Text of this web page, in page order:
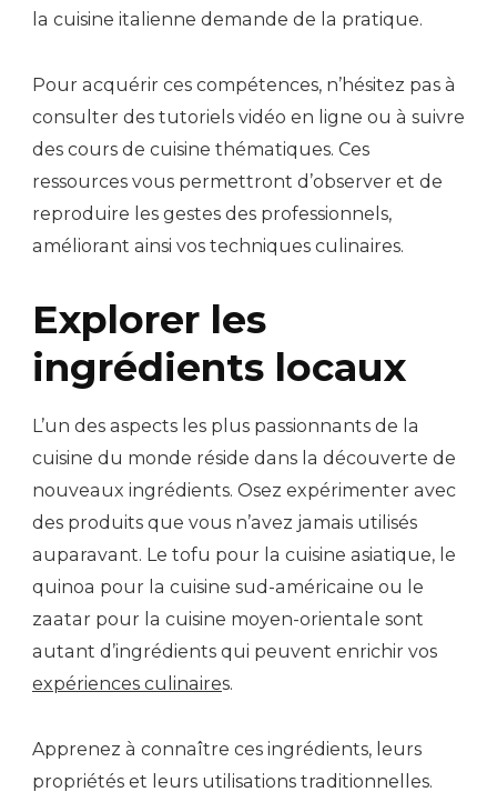
la cuisine italienne demande de la pratique.
Pour acquérir ces compétences, n’hésitez pas à
consulter des tutoriels vidéo en ligne ou à suivre
des cours de cuisine thématiques. Ces
ressources vous permettront d’observer et de
reproduire les gestes des professionnels,
améliorant ainsi vos techniques culinaires.
Explorer les
ingrédients locaux
L’un des aspects les plus passionnants de la
cuisine du monde réside dans la découverte de
nouveaux ingrédients. Osez expérimenter avec
des produits que vous n’avez jamais utilisés
auparavant. Le tofu pour la cuisine asiatique, le
quinoa pour la cuisine sud-américaine ou le
zaatar pour la cuisine moyen-orientale sont
autant d’ingrédients qui peuvent enrichir vos
expériences culinaires.
Apprenez à connaître ces ingrédients, leurs
propriétés et leurs utilisations traditionnelles.